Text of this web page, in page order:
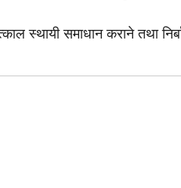
स्थायी समाधान कराने तथा